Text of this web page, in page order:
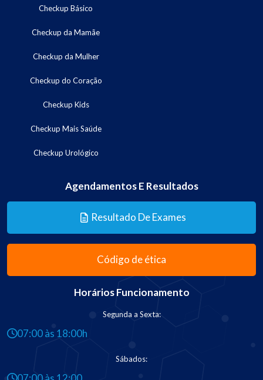
Checkup Básico
Checkup da Mamãe
Checkup da Mulher
Checkup do Coração
Checkup Kids
Checkup Mais Saúde
Checkup Urológico
Agendamentos E Resultados
Resultado De Exames
Código de ética
Horários Funcionamento
Segunda a Sexta:
07:00 às 18:00h
Sábados: